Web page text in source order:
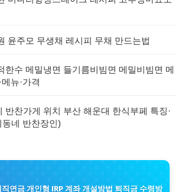
윤주모 무생채 레시피 무채 만드는법
한수 메밀냉면 들기름비빔면 메밀비빔면 메
뉴·가격
반찬가게 위치 부산 해운대 한식부페 특징·
동네 반찬장인)
연금 개인형 IRP 계좌 개설방법 퇴직금 수령방